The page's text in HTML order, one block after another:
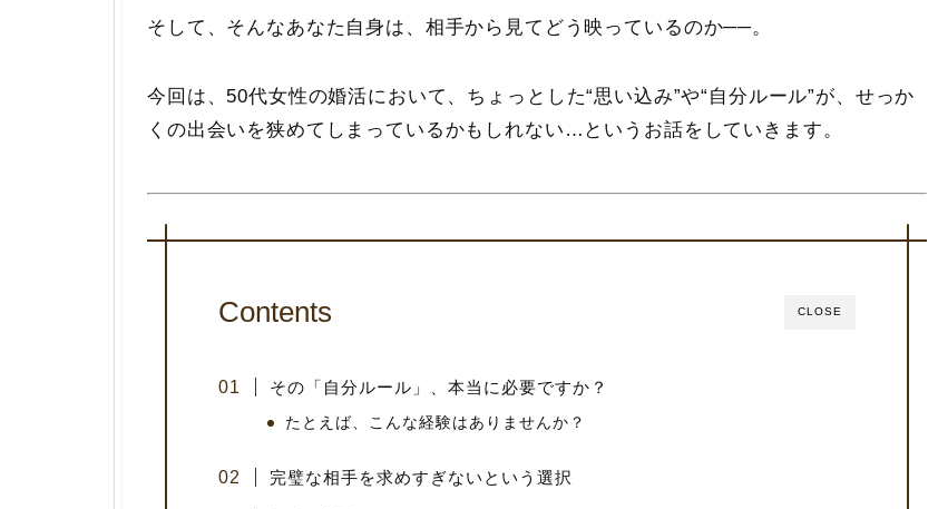
そして、そんなあなた自身は、相手から見てどう映っているのか──。
今回は、 50代女性の婚活において、ちょっとした“思い込み”や“自分ルール”が、せっか
くの出会いを狭めてしまっているかもしれない…というお話をしていきます。
CLOSE
Contents
その「自分ルール」、本当に必要ですか？
たとえば、こんな経験はありませんか？
完璧な相手を求めすぎないという選択